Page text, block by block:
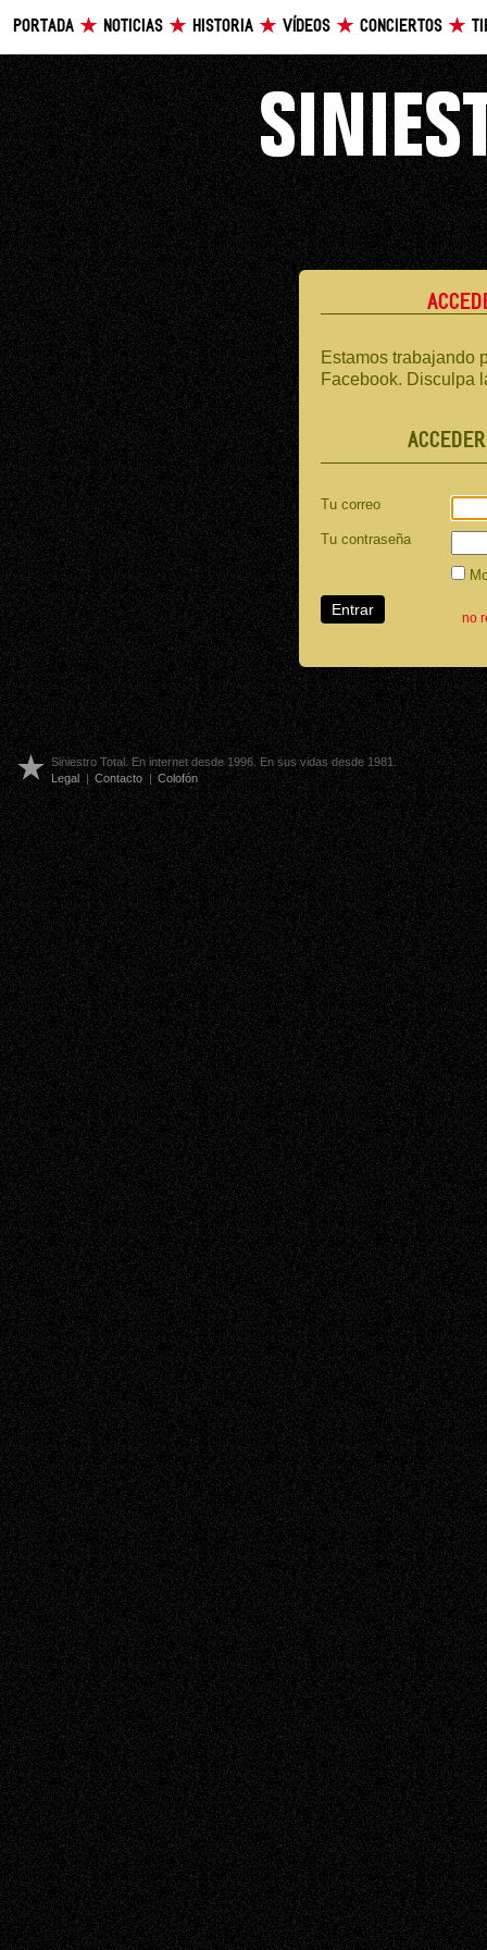
PORTADA NOTICIAS HISTORIA VÍDEOS CONCIERTOS
Estamos trabajando
Facebook. Disculpa
Tu correo
Tu contraseña
no
Siniestro Total. En internet desde 1996. En sus vidas desde 1981.
Legal | Contacto | Colofón